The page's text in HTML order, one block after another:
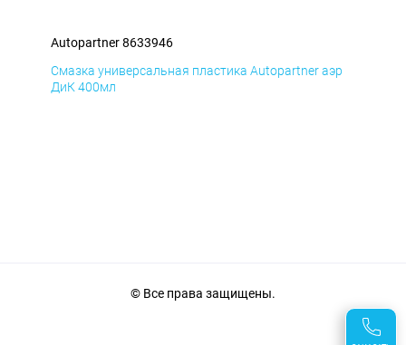
Autopartner 8633946
Смазка универсальная пластика Autopartner аэр
ДиК 400мл
© Все права защищены.